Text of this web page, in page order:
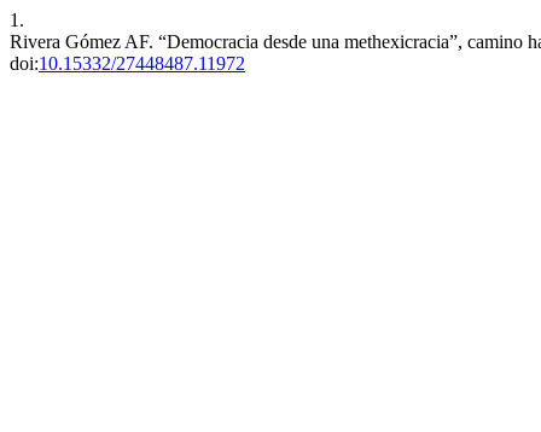
1.
Rivera Gómez AF. “Democracia desde una methexicracia”, camino
doi:10.15332/27448487.11972